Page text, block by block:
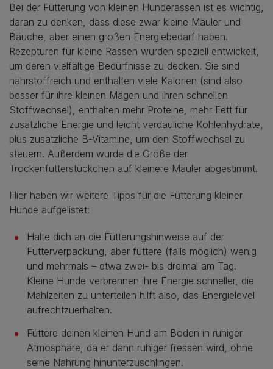
Bei der Fütterung von kleinen Hunderassen ist es wichtig,
daran zu denken, dass diese zwar kleine Mäuler und
Bäuche, aber einen großen Energiebedarf haben.
Rezepturen für kleine Rassen wurden speziell entwickelt,
um deren vielfältige Bedürfnisse zu decken. Sie sind
nährstoffreich und enthalten viele Kalorien (sind also
besser für ihre kleinen Mägen und ihren schnellen
Stoffwechsel), enthalten mehr Proteine, mehr Fett für
zusätzliche Energie und leicht verdauliche Kohlenhydrate,
plus zusätzliche B-Vitamine, um den Stoffwechsel zu
steuern. Außerdem wurde die Größe der
Trockenfutterstückchen auf kleinere Mäuler abgestimmt.
Hier haben wir weitere Tipps für die Fütterung kleiner
Hunde aufgelistet:
Halte dich an die Fütterungshinweise auf der
Futterverpackung, aber füttere (falls möglich) wenig
und mehrmals – etwa zwei- bis dreimal am Tag.
Kleine Hunde verbrennen ihre Energie schneller, die
Mahlzeiten zu unterteilen hilft also, das Energielevel
aufrechtzuerhalten.
Füttere deinen kleinen Hund am Boden in ruhiger
Atmosphäre, da er dann ruhiger fressen wird, ohne
seine Nahrung hinunterzuschlingen.